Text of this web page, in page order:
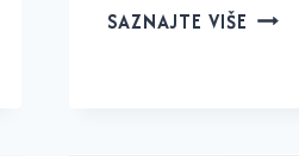
SAZNAJTE VIŠE